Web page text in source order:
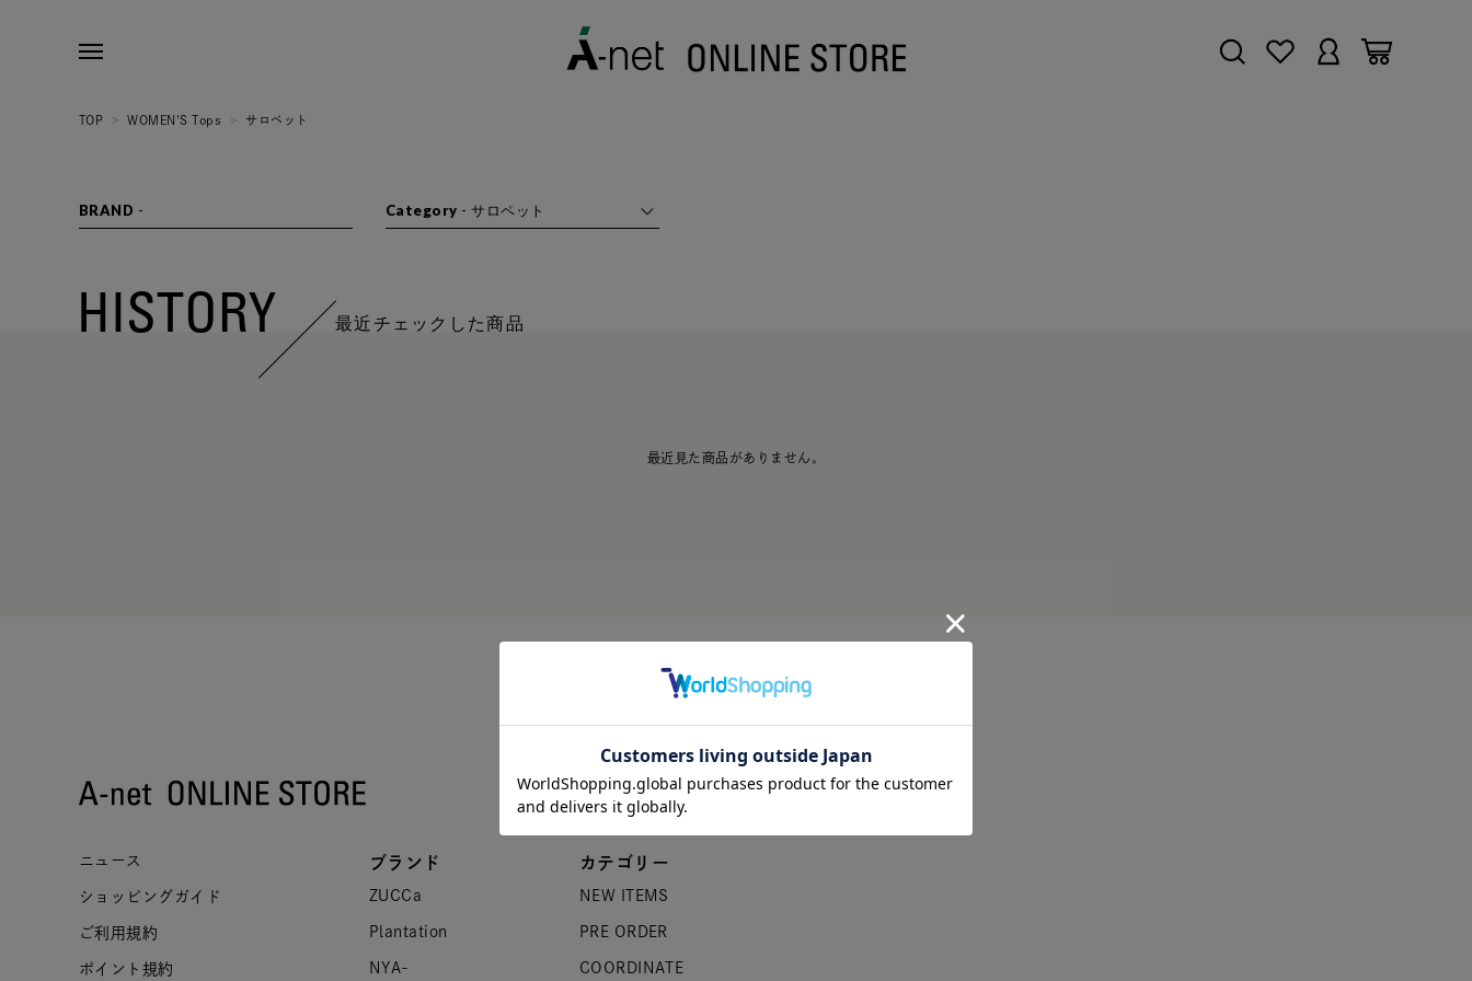
TOP > WOMEN'S Tops > サロペット
BRAND - Category -サロペット
HISTORY 最近チェックした商品
最近見た商品がありません。
ニュース
ショッピングガイド
ご利用規約
ポイント規約
ブランド
ZUCCa
Plantation
NYA-
カテゴリー
NEW ITEMS
PRE ORDER
COORDINATE